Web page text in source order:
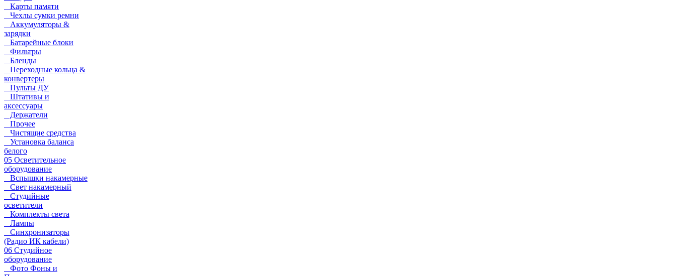
Карты памяти
Чехлы сумки ремни
Аккумуляторы &
зарядки
Батарейные блоки
Фильтры
Бленды
Переходные кольца &
конвертеры
Пульты ДУ
Штативы и
аксессуары
Держатели
Прочее
Чистящие средства
Установка баланса
белого
05 Осветительное
оборудование
Вспышки накамерные
Свет накамерный
Студийные
осветители
Комплекты света
Лампы
Синхронизаторы
(Радио ИК кабели)
06 Студийное
оборудование
Фото Фоны и